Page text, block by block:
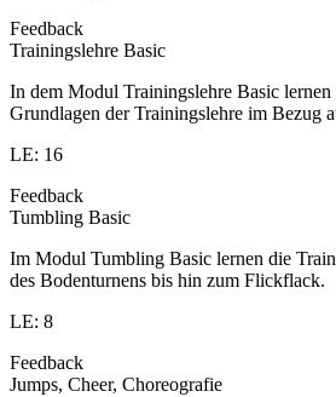
Feedback
Trainingslehre Basic
In dem Modul Trainingslehre Basic
Grundlagen der Trainingslehre im Bezug
LE: 16
Feedback
Tumbling Basic
Im Modul Tumbling Basic lernen die
des Bodenturnens bis hin zum Flickflack.
LE: 8
Feedback
Jumps, Cheer, Choreografie